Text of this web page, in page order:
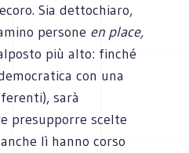
Sia dettochiaro,
persone en place,
più alto: finché
con una
sarà
presupporre scelte
lì hanno corso